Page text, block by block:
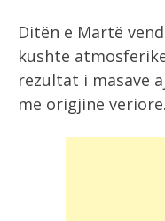
Ditën e Martë
kushte
rezultat i masave
me origjinë veriore.